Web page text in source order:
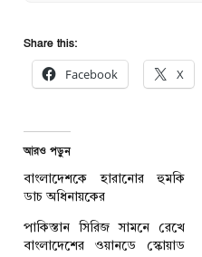
Share this:
Facebook X
আরও পড়ুন
বাংলাদেশকে হারানোর হুমকি
ডাচ অধিনায়কের
পাকিস্তান সিরিজ সামনে রেখে
বাংলাদেশের ওয়ানডে স্কোয়াড